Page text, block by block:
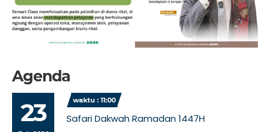
Agenda
23 waktu : 11:00
Safari Dakwah Ramadan 1447H